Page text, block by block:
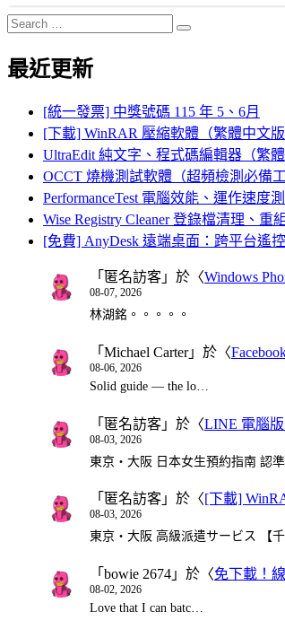
Search
for:
Search
最近更新
[統一發票] 中獎號碼 115 年 5、6月
[下載] WinRAR 壓縮軟體（繁體中文版
UltraEdit 純文字、程式碼編輯器（繁體
OCCT 燒機測試軟體（超頻檢測必備工
PerformanceTest 電腦效能、運作速度
Wise Registry Cleaner 登錄檔清理、
[免費] AnyDesk 遠端桌面：跨平台遙
「 匿名訪客 」於〈Windows
08-07, 2026
林湖銘。。。。。
「 Michael Carter」於〈
08-06, 2026
Solid guide — the lo…
「 匿名訪客 」於〈LINE 電腦版
08-03, 2026
東京・大阪 日本女生預約指南 認
「 匿名訪客 」於〈[下載]
08-03, 2026
東京・大阪 高級派遣サービス 【
「 bowie 2674 」於〈免下載！
08-02, 2026
Love that I can batc…